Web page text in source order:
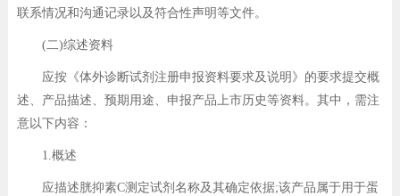
联系情况和沟通记录以及符合性声明等文件。
(二)综述资料
应按《体外诊断试剂注册申报资料要求及说明》的要求提交概
述、产品描述、预期用途、申报产品上市历史等资料。其中，需注
意以下内容：
1.概述
应描述胱抑素C测定试剂名称及其确定依据;该产品属于用于蛋